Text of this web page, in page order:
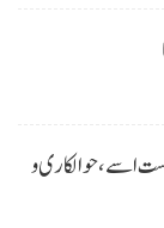
اسے،حوالکاری و